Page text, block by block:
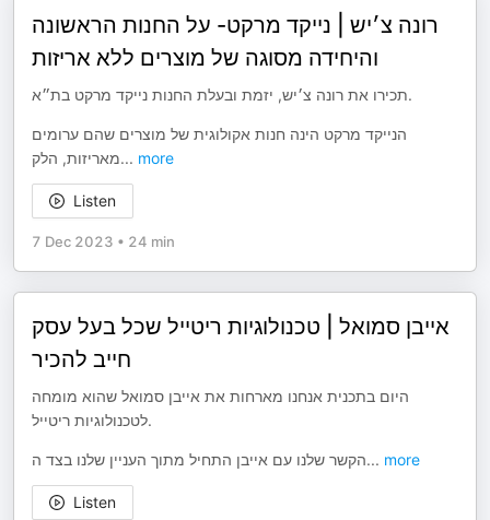
רונה צ׳יש | נייקד מרקט- על החנות הראשונה
והיחידה מסוגה של מוצרים ללא אריזות
תכירו את רונה צ׳יש, יזמת ובעלת החנות נייקד מרקט בת״א.
הנייקד מרקט הינה חנות אקולוגית של מוצרים שהם ערומים
מאריזות, הלק... more
Listen
7 Dec 2023 • 24 min
אייבן סמואל | טכנולוגיות ריטייל שכל בעל עסק
חייב להכיר
היום בתכנית אנחנו מארחות את אייבן סמואל שהוא מומחה
לטכנולוגיות ריטייל.
הקשר שלנו עם אייבן התחיל מתוך העניין שלנו בצד ה... more
Listen